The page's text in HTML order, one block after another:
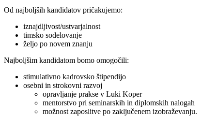
Od najboljših kandidatov pričakujemo:
iznajdljivost/ustvarjalnost
timsko sodelovanje
željo po novem znanju
Najboljšim kandidatom bomo omogočili:
stimulativno kadrovsko štipendijo
osebni in strokovni razvoj
opravljanje prakse v Luki Koper
mentorstvo pri seminarskih in diplomskih nalogah
možnost zaposlitve po zaključenem izobraževanju.